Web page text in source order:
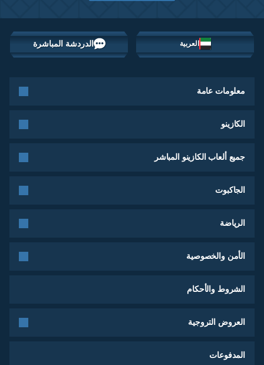
العربية الدردشة المباشرة
معلومات عامة
الكازينو
جميع ألعاب الكازينو المباشر
الجاكبوت
الرياضة
الأمن والخصوصية
الشروط والأحكام
العروض التروجية
المدفوعات